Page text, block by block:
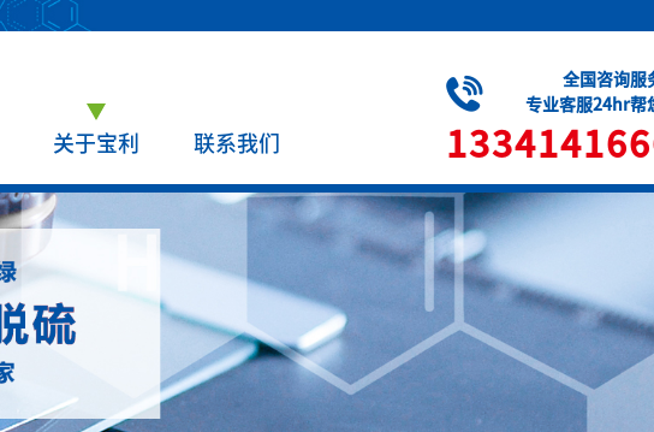
关于宝利 联系我们
全国咨询服
专业客服24hr帮